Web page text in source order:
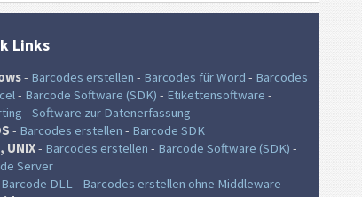
Links
- Barcodes erstellen - Barcodes für Word - Barcodes
- Barcode Software (SDK) - Etikettensoftware -
- Software zur Datenerfassung
- Barcodes erstellen - Barcode SDK
UNIX- Barcodes erstellen - Barcode Software (SDK) -
Server
Barcode DLL- Barcodes erstellen ohne Middleware